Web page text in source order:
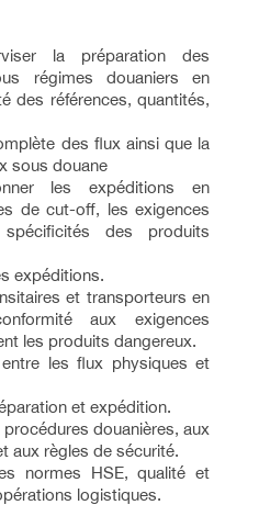
la préparation des
régimes douaniers en
des références, quantités,
des flux ainsi que la
sous douane
les expéditions en
de cut-off, les exigences
des produits
expéditions.
et transporteurs en
aux exigences
les produits dangereux.
les flux physiques et
et expédition.
douanières, aux
aux règles de sécurité.
normes HSE, qualité et
logistiques.